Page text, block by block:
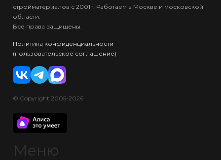
стройматериалов с 2001г. Работаем в Москве и московской
области.
Все права защищены.
Политика конфиденциальности
(пользовательское соглашение)
© Copyright 2005-2026
Меню